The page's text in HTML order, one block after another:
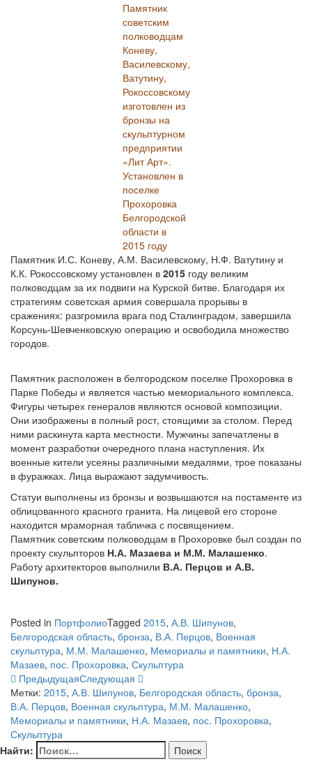
Памятник
советским
полководцам
Коневу,
Василевскому,
Ватутину,
Рокоссовскому
изготовлен из
бронзы на
скульптурном
предприятии
«Лит Арт».
Установлен в
поселке
Прохоровка
Белгородской
области в
2015 году
Памятник И.С. Коневу, А.М. Василевскому, Н.Ф. Ватутину и
К.К. Рокоссовскому установлен в 2015 году великим
полководцам за их подвиги на Курской битве. Благодаря их
стратегиям советская армия совершала прорывы в
сражениях: разгромила врага под Сталинградом, завершила
Корсунь-Шевченковскую операцию и освободила множество
городов.
Памятник расположен в белгородском поселке Прохоровка в
Парке Победы и является частью мемориального комплекса.
Фигуры четырех генералов являются основой композиции.
Они изображены в полный рост, стоящими за столом. Перед
ними раскинута карта местности. Мужчины запечатлены в
момент разработки очередного плана наступления. Их
военные кители усеяны различными медалями, трое показаны
в фуражках. Лица выражают задумчивость.
Статуи выполнены из бронзы и возвышаются на постаменте из
облицованного красного гранита. На лицевой его стороне
находится мраморная табличка с посвящением.
Памятник советским полководцам в Прохоровке был создан по
проекту скульпторов Н.А. Мазаева и М.М. Малашенко.
Работу архитекторов выполнили В.А. Перцов и А.В.
Шипунов.
Posted in ПортфолиоTagged 2015, А.В. Шипунов,
Белгородская область, бронза, В.А. Перцов, Военная
скульптура, М.М. Малашенко, Мемориалы и памятники, Н.А.
Мазаев, пос. Прохоровка, Скульптура
ПредыдущаяСледующая
Метки: 2015, А.В. Шипунов, Белгородская область, бронза,
В.А. Перцов, Военная скульптура, М.М. Малашенко,
Мемориалы и памятники, Н.А. Мазаев, пос. Прохоровка,
Скульптура
Найти: